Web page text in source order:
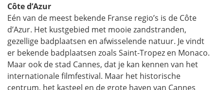
Côte d’Azur
Eén van de meest bekende Franse regio’s is de Côte
d’Azur. Het kustgebied met mooie zandstranden,
gezellige badplaatsen en afwisselende natuur. Je vindt
er bekende badplaatsen zoals Saint-Tropez en Monaco.
Maar ook de stad Cannes, dat je kan kennen van het
internationale filmfestival. Maar het historische
centrum, het kasteel en de grote haven van Cannes